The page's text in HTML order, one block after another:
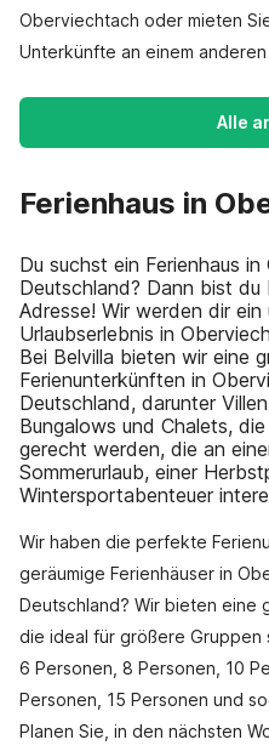
Oberviechtach oder mieten
Unterkünfte an einem
Alle
Ferienhaus in
Du suchst ein Ferienhaus
Deutschland? Dann bist
Adresse! Wir werden dir ein
Urlaubserlebnis in
Bei Belvilla bieten wir eine
Ferienunterkünften in
Deutschland, darunter
Bungalows und Chalets,
gerecht werden, die an
Sommerurlaub, einer
Wintersportabenteuer
Wir haben die perfekte
geräumige Ferienhäuser in
Deutschland? Wir bieten eine
die ideal für größere Gruppen
6 Personen, 8 Personen, 10
Personen, 15 Personen und
Planen Sie, in den nächsten